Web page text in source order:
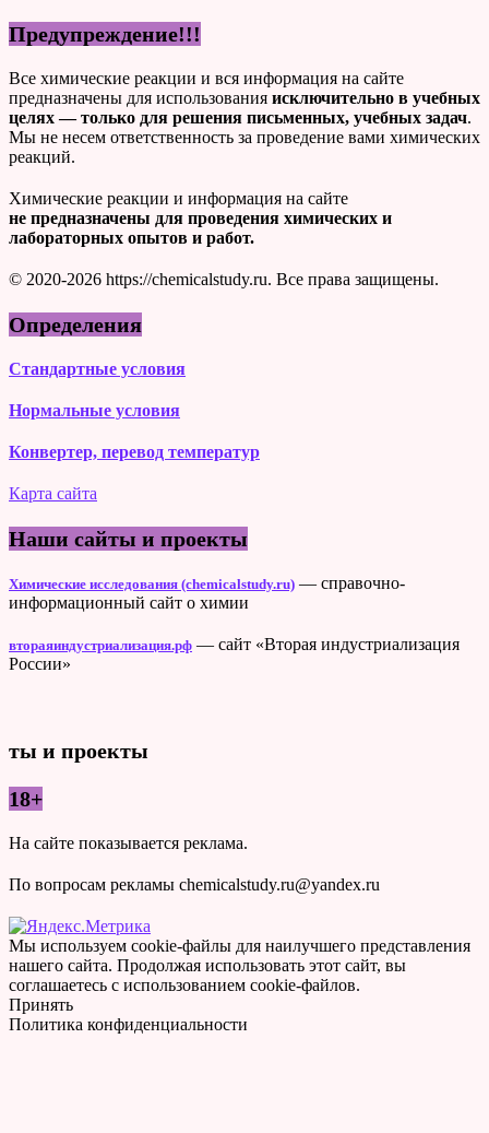
Предупреждение!!!
Все химические реакции и вся информация на сайте
предназначены для использования исключительно в учебных
целях — только для решения письменных, учебных задач.
Мы не несем ответственность за проведение вами химических
реакций.
Химические реакции и информация на сайте
не предназначены для проведения химических и
лабораторных опытов и работ.
© 2020-2026 https://chemicalstudy.ru. Все права защищены.
Определения
Стандартные условия
Нормальные условия
Конвертер, перевод температур
Карта сайта
Наши сайты и проекты
Химические исследования (chemicalstudy.ru) — справочно-
информационный сайт о химии
втораяиндустриализация.рф — сайт «Вторая индустриализация
России»
ты и проекты
18+
На сайте показывается реклама.
По вопросам рекламы chemicalstudy.ru@yandex.ru
Мы используем cookie-файлы для наилучшего представления
нашего сайта. Продолжая использовать этот сайт, вы
соглашаетесь с использованием cookie-файлов.
Принять
Политика конфиденциальности